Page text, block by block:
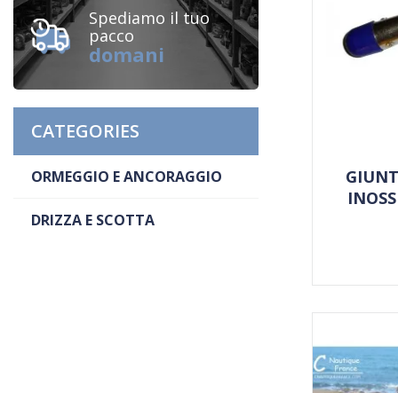
Spediamo il tuo
pacco
domani
CATEGORIES
ORMEGGIO E ANCORAGGIO
DRIZZA E SCOTTA